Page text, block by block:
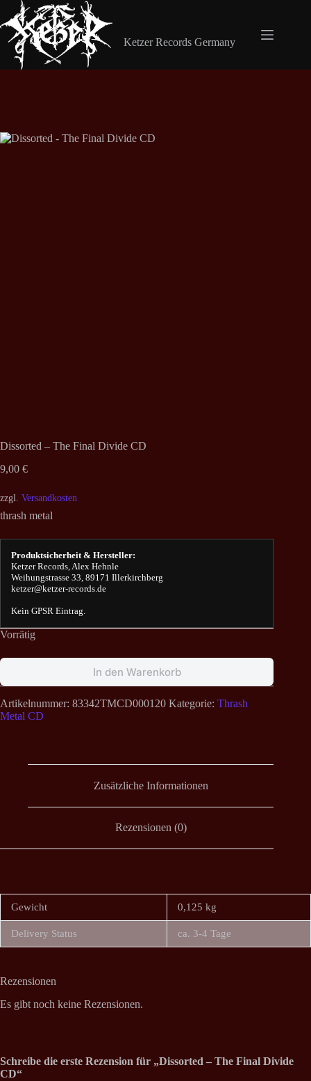
Inhalt
springen
Ketzer Records Germany
Dissorted – The Final Divide CD
9,00 €
zzgl. Versandkosten
thrash metal
Produktsicherheit & Hersteller:
Ketzer Records, Alex Hehnle
Weihungstrasse 33, 89171 Illerkirchberg
ketzer@ketzer-records.de
Kein GPSR Eintrag.
Vorrätig
In den Warenkorb
Artikelnummer: 83342TMCD000120 Kategorie: Thrash
Metal CD
Zusätzliche Informationen
Rezensionen (0)
Gewicht 0,125 kg
Delivery Status ca. 3-4 Tage
Rezensionen
Es gibt noch keine Rezensionen.
Schreibe die erste Rezension für „Dissorted – The Final Divide
CD“